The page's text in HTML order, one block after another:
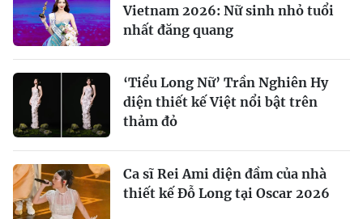
Vietnam 2026: Nữ sinh nhỏ tuổi
nhất đăng quang
‘Tiểu Long Nữ’ Trần Nghiên Hy
diện thiết kế Việt nổi bật trên
thảm đỏ
Ca sĩ Rei Ami diện đầm của nhà
thiết kế Đỗ Long tại Oscar 2026